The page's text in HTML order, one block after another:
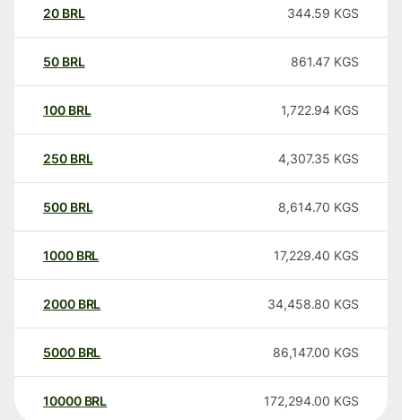
20 BRL 344.59 KGS
50 BRL 861.47 KGS
100 BRL 1,722.94 KGS
250 BRL 4,307.35 KGS
500 BRL 8,614.70 KGS
1000 BRL 17,229.40 KGS
2000 BRL 34,458.80 KGS
5000 BRL 86,147.00 KGS
10000 BRL 172,294.00 KGS